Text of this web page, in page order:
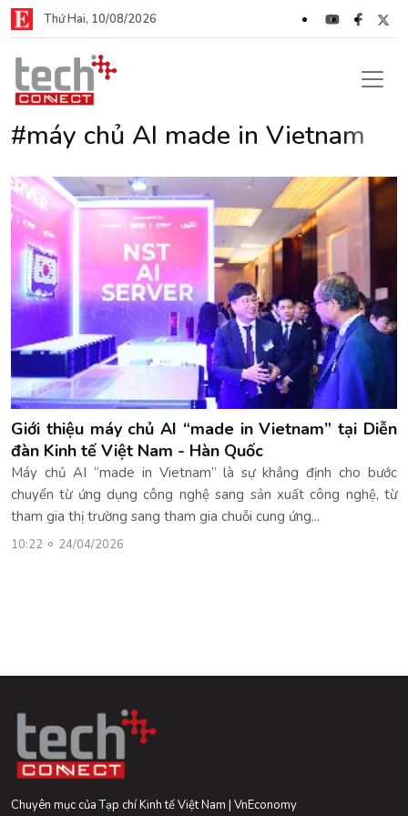
Thứ Hai, 10/08/2026
#máy chủ AI made in Vietnam
Giới thiệu máy chủ AI “made in Vietnam” tại Diễn
đàn Kinh tế Việt Nam - Hàn Quốc
Máy chủ AI “made in Vietnam” là sự khẳng định cho bước
chuyển từ ứng dụng công nghệ sang sản xuất công nghệ, từ
tham gia thị trường sang tham gia chuỗi cung ứng...
10:22 24/04/2026
Chuyên mục của Tạp chí Kinh tế Việt Nam | VnEconomy